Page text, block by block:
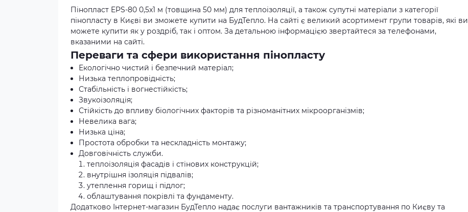
Пінопласт EPS-80 0,5x1 м (товщина 50 мм) для теплоізоляції, а також супутні матеріали з категорії
пінопласту в Києві ви зможете купити на БудТепло. На сайті є великий асортимент групи товарів, які ви
можете купити як у роздріб, так і оптом. За детальною інформацією звертайтеся за телефонами,
вказаними на сайті.
Переваги та сфери використання пінопласту
Екологічно чистий і безпечний матеріал;
Низька теплопровідність;
Стабільність і вогнестійкість;
Звукоізоляція;
Стійкість до впливу біологічних факторів та різноманітних мікроорганізмів;
Невелика вага;
Низька ціна;
Простота обробки та нескладність монтажу;
Довговічність служби.
теплоізоляція фасадів і стінових конструкцій;
внутрішня ізоляція підвалів;
утеплення горищ і підлог;
облаштування покрівлі та фундаменту.
Додатково Інтернет-магазин БудТепло надає послуги вантажників та транспортування по Києву та